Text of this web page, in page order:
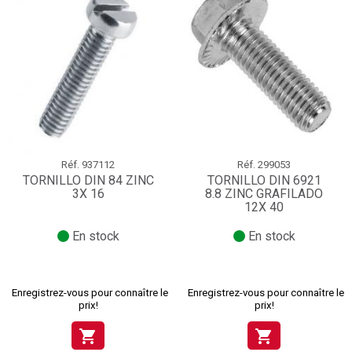
Réf. 937112
TORNILLO DIN 84 ZINC
3X 16
En stock
Enregistrez-vous pour connaître le
prix!
shopping_cart
Réf. 299053
TORNILLO DIN 6921
8.8 ZINC GRAFILADO
12X 40
En stock
Enregistrez-vous pour connaître le
prix!
shopping_cart